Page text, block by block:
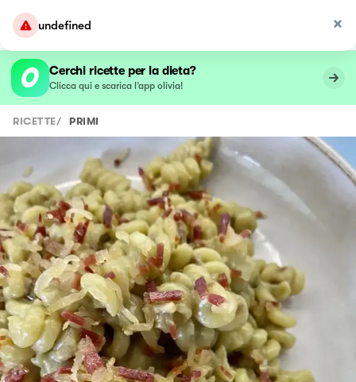
undefined
Cerchi ricette per la dieta?
Clicca qui e scarica l’app olivia!
RICETTE/ PRIMI